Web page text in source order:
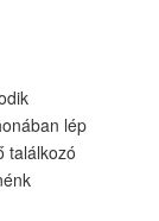
lép
találkozó